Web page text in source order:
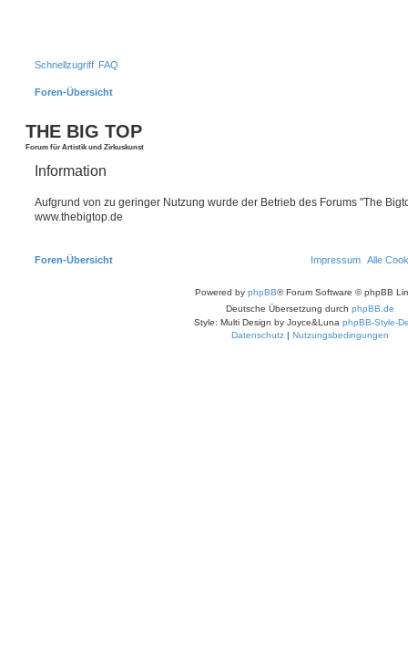
Schnellzugriff FAQ
Foren-Übersicht
THE BIG TOP
Forum für Artistik und Zirkuskunst
Information
Aufgrund von zu geringer Nutzung wurde der Betrieb des Forums "The
www.thebigtop.de
Foren-Übersicht Alle
Impressum
Powered by phpBB® Forum Software © phpBB
Deutsche Übersetzung durch phpBB.de
Style: Multi Design by Joyce&Luna phpBB-Style-
Datenschutz | Nutzungsbedingungen